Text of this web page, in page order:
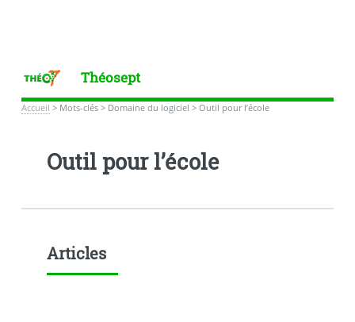
Théosept
Accueil > Mots-clés> Domaine du logiciel > Outil pour l’école
Outil pour l’école
Articles